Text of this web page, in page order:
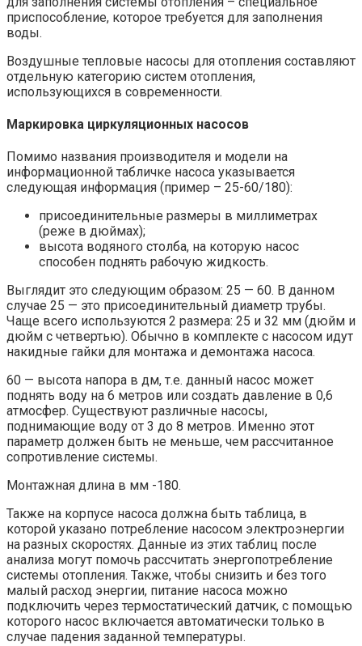
приспособление, которое требуется для заполнения
воды.
Воздушные тепловые насосы для отопления составляют
отдельную категорию систем отопления,
использующихся в современности.
Маркировка циркуляционных насосов
Помимо названия производителя и модели на
информационной табличке насоса указывается
следующая информация (пример – 25-60/180):
присоединительные размеры в миллиметрах
(реже в дюймах);
высота водяного столба, на которую насос
способен поднять рабочую жидкость.
Выглядит это следующим образом: 25 — 60. В данном
случае 25 — это присоединительный диаметр трубы.
Чаще всего используются 2 размера: 25 и 32 мм (дюйм и
дюйм с четвертью). Обычно в комплекте с насосом идут
накидные гайки для монтажа и демонтажа насоса.
60 — высота напора в дм, т.е. данный насос может
поднять воду на 6 метров или создать давление в 0,6
атмосфер. Существуют различные насосы,
поднимающие воду от 3 до 8 метров. Именно этот
параметр должен быть не меньше, чем рассчитанное
сопротивление системы.
Монтажная длина в мм -180.
Также на корпусе насоса должна быть таблица, в
которой указано потребление насосом электроэнергии
на разных скоростях. Данные из этих таблиц после
анализа могут помочь рассчитать энергопотребление
системы отопления. Также, чтобы снизить и без того
малый расход энергии, питание насоса можно
подключить через термостатический датчик, с помощью
которого насос включается автоматически только в
случае падения заданной температуры.